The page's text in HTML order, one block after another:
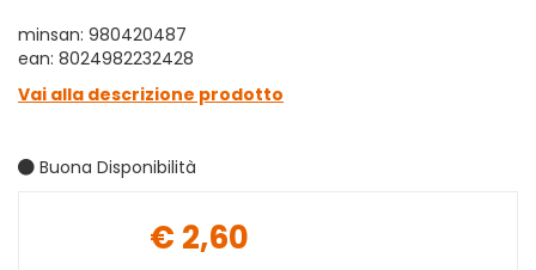
minsan: 980420487
ean: 8024982232428
Vai alla descrizione prodotto
Buona Disponibilità
€ 2,60